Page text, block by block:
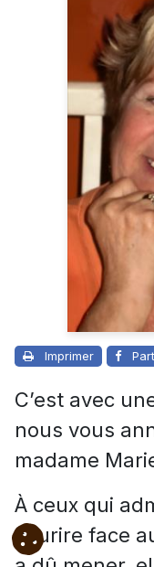
Imprimer
C’est avec
nous vous
madame
À ceux qui
sourire face